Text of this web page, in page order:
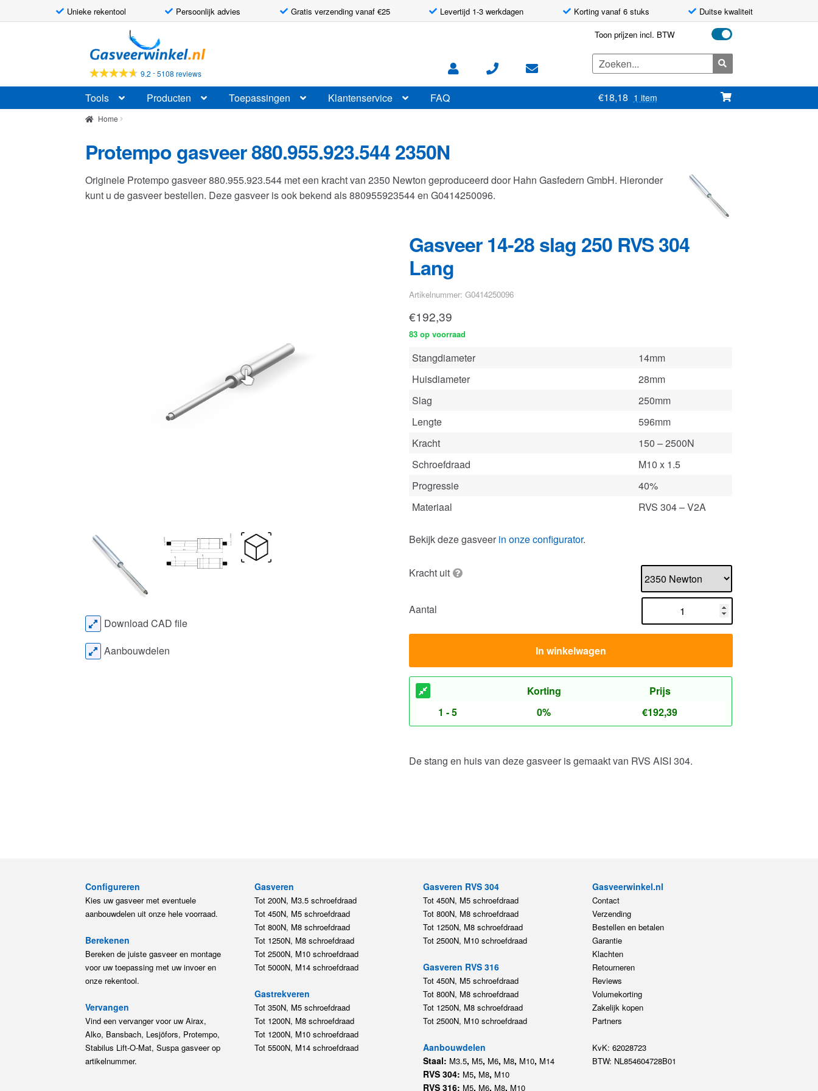
Unieke rekentool Persoonlijk advies Gratis verzending vanaf €25 Levertijd 1-3 werkdagen Korting vanaf 6 stuks Duitse kwaliteit
door
naar
navigatie
naar
de
inhoud
9.2 -5108 reviews
Toon prijzen incl. BTW
Zoeken
naar:
Tools Producten Toepassingen Klantenservice FAQ €18,18 1 item
Home
Protempo gasveer 880.955.923.544 2350N
Originele Protempo gasveer 880.955.923.544 met een kracht van 2350 Newton geproduceerd door Hahn Gasfedern GmbH. Hieronder
kunt u de gasveer bestellen. Deze gasveer is ook bekend als 880955923544 en G0414250096.
Gasveer 14-28 slag 250 RVS 304
Lang
Artikelnummer: G0414250096
€192,39
83 op voorraad
Stangdiameter
14mm
Huisdiameter
28mm
Slag
250mm
Lengte
596mm
Kracht
150 – 2500N
Schroefdraad
M10 x 1.5
Progressie
40%
Materiaal
RVS 304 – V2A
Bekijk deze gasveer in onze configurator.
Kracht uit
Aantal
In winkelwagen
Korting
Prijs
1 - 5
0% €192,39
De stang en huis van deze gasveer is gemaakt van RVS AISI 304.
Download CAD file
Aanbouwdelen
Configureren
Kies uw gasveer met eventuele
aanbouwdelen uit onze hele voorraad.
Berekenen
Bereken de juiste gasveer en montage
voor uw toepassing met uw invoer en
onze rekentool.
Vervangen
Vind een vervanger voor uw Airax,
Alko, Bansbach, Lesjöfors, Protempo,
Stabilus Lift-O-Mat, Suspa gasveer op
artikelnummer.
Gasveren
Tot 200N, M3.5 schroefdraad
Tot 450N, M5 schroefdraad
Tot 800N, M8 schroefdraad
Tot 1250N, M8 schroefdraad
Tot 2500N, M10 schroefdraad
Tot 5000N, M14 schroefdraad
Gastrekveren
Tot 350N, M5 schroefdraad
Tot 1200N, M8 schroefdraad
Tot 1200N, M10 schroefdraad
Tot 5500N, M14 schroefdraad
Gasveren RVS 304
Tot 450N, M5 schroefdraad
Tot 800N, M8 schroefdraad
Tot 1250N, M8 schroefdraad
Tot 2500N, M10 schroefdraad
Gasveren RVS 316
Tot 450N, M5 schroefdraad
Tot 800N, M8 schroefdraad
Tot 1250N, M8 schroefdraad
Tot 2500N, M10 schroefdraad
Aanbouwdelen
Staal: M3.5, M5, M6, M8, M10, M14
RVS 304: M5, M8, M10
RVS 316: M5, M6, M8, M10
Gasveerwinkel.nl
Contact
Verzending
Bestellen en betalen
Garantie
Klachten
Retourneren
Reviews
Volumekorting
Zakelijk kopen
Partners
KvK: 62028723
BTW: NL854604728B01